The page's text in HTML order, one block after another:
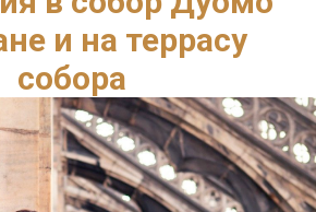
и на террасу
собора